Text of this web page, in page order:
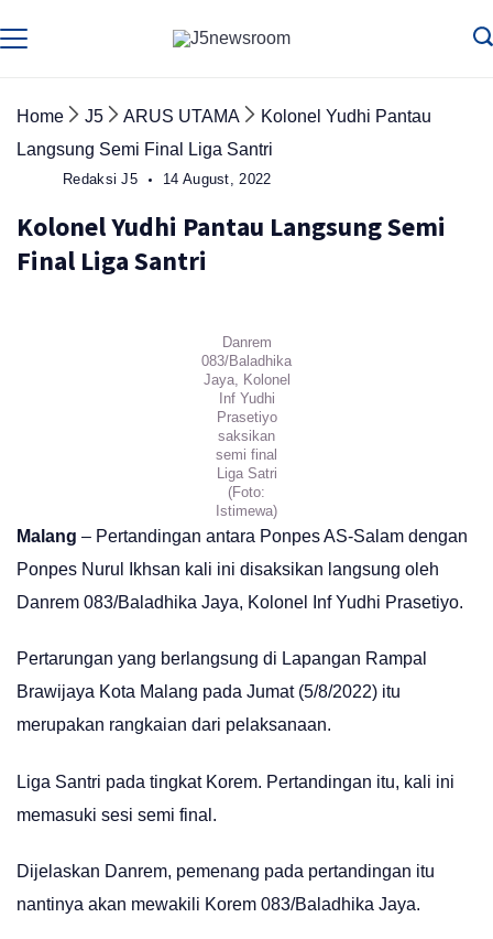
to
Home J5 ARUS UTAMA
Kolonel Yudhi Pantau
Langsung Semi Final Liga Santri
Redaksi J5 14 August, 2022
Kolonel Yudhi Pantau Langsung Semi
Final Liga Santri
Danrem
083/Baladhika
Jaya, Kolonel
Inf Yudhi
Prasetiyo
saksikan
semi final
Liga Satri
(Foto:
Istimewa)
Malang – Pertandingan antara Ponpes AS-Salam dengan
Ponpes Nurul Ikhsan kali ini disaksikan langsung oleh
Danrem 083/Baladhika Jaya, Kolonel Inf Yudhi Prasetiyo.
Pertarungan yang berlangsung di Lapangan Rampal
Brawijaya Kota Malang pada Jumat (5/8/2022) itu
merupakan rangkaian dari pelaksanaan.
Liga Santri pada tingkat Korem. Pertandingan itu, kali ini
memasuki sesi semi final.
Dijelaskan Danrem, pemenang pada pertandingan itu
nantinya akan mewakili Korem 083/Baladhika Jaya.